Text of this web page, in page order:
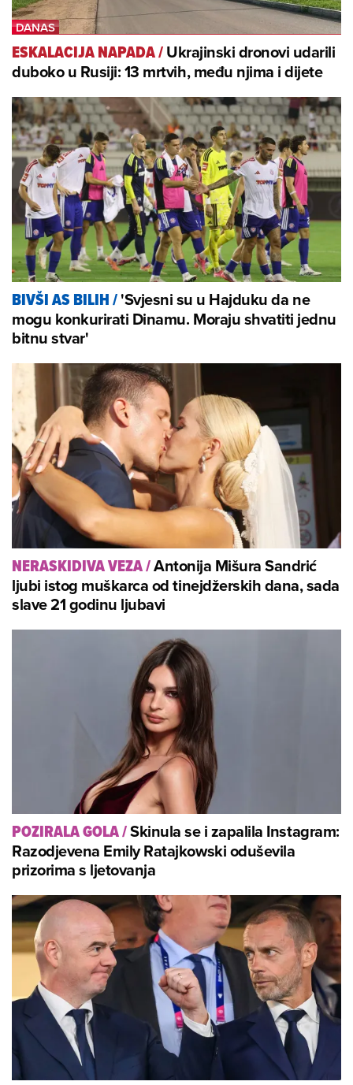
ESKALACIJA NAPADA/Ukrajinski dronovi udarili
duboko u Rusiji: 13 mrtvih, među njima i dijete
BIVŠI AS BILIH/'Svjesni su u Hajduku da ne
mogu konkurirati Dinamu. Moraju shvatiti jednu
bitnu stvar'
NERASKIDIVA VEZA/Antonija Mišura Sandrić
ljubi istog muškarca od tinejdžerskih dana, sada
slave 21 godinu ljubavi
POZIRALA GOLA/Skinula se i zapalila Instagram:
Razodjevena Emily Ratajkowski oduševila
prizorima s ljetovanja